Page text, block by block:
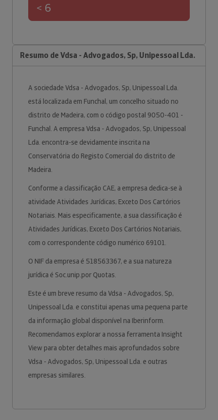
< 6
Resumo de Vdsa - Advogados, Sp, Unipessoal Lda.
A sociedade Vdsa - Advogados, Sp, Unipessoal Lda.
está localizada em Funchal, um concelho situado no
distrito de Madeira, com o código postal 9050-401 -
Funchal. A empresa Vdsa - Advogados, Sp, Unipessoal
Lda. encontra-se devidamente inscrita na
Conservatória do Registo Comercial do distrito de
Madeira.
Conforme a classificação CAE, a empresa dedica-se à
atividade Atividades Jurídicas, Exceto Dos Cartórios
Notariais. Mais especificamente, a sua classificação é
Atividades Jurídicas, Exceto Dos Cartórios Notariais,
com o correspondente código numérico 69101.
O NIF da empresa é 518563367, e a sua natureza
jurídica é Soc.unip.por Quotas.
Este é um breve resumo da Vdsa - Advogados, Sp,
Unipessoal Lda. e constitui apenas uma pequena parte
da informação global disponível na Iberinform.
Recomendamos explorar a nossa ferramenta Insight
View para obter detalhes mais aprofundados sobre
Vdsa - Advogados, Sp, Unipessoal Lda. e outras
empresas similares.